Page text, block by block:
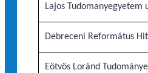
Lajos Tudomanyegyetem
Debreceni Református
Eötvös Loránd